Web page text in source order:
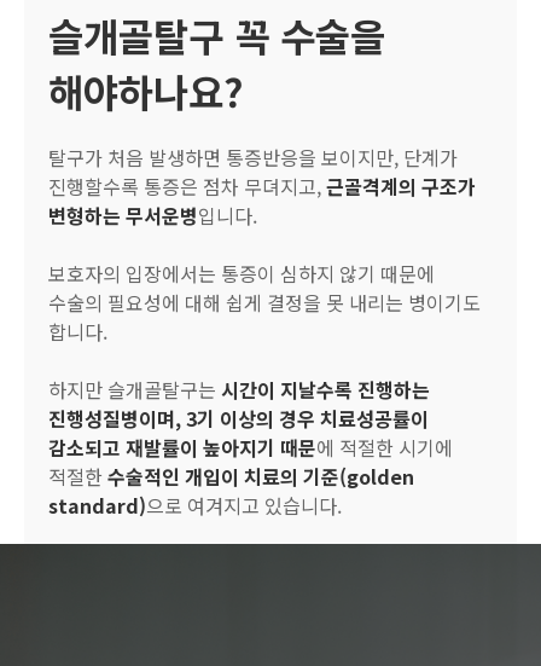
슬개골탈구 꼭 수술을
해야하나요?
탈구가 처음 발생하면 통증반응을 보이지만, 단계가
진행할수록 통증은 점차 무뎌지고,근골격계의 구조가
변형하는 무서운병입니다.
보호자의 입장에서는 통증이 심하지 않기 때문에
수술의 필요성에 대해 쉽게 결정을 못 내리는 병이기도
합니다.
하지만 슬개골탈구는 시간이 지날수록 진행하는
진행성질병이며, 3기 이상의 경우 치료성공률이
감소되고 재발률이 높아지기 때문에 적절한 시기에
적절한 수술적인 개입이 치료의 기준(golden
standard)으로 여겨지고 있습니다.